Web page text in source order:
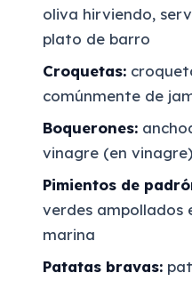
oliva hirviendo,
plato de barro
Croquetas:
comúnmente de
Boquerones:
vinagre (en
Pimientos de
verdes ampollados
marina
Patatas bravas: